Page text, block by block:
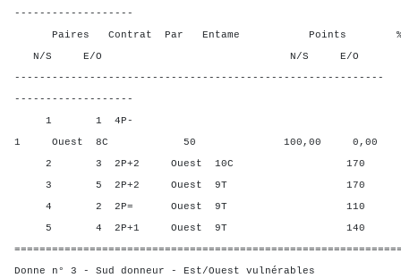
-------------------
Paires Contrat Par Entame Points %
N/S E/O N/S E/O N/
-----------------------------------------------------------
-------------------
1 1 4P-
1 Ouest 8C 50 100,00 0,00
2 3 2P+2 Ouest 10C 170
3 5 2P+2 Ouest 9T 170
4 2 2P= Ouest 9T 110
5 4 2P+1 Ouest 9T 140
Donne n° 3 - Sud donneur - Est/Ouest vulnérables